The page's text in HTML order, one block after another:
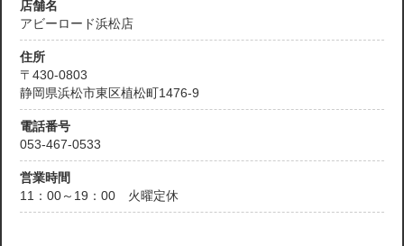
店舗名
アビーロード浜松店
住所
〒430-0803
静岡県浜松市東区植松町1476-9
電話番号
053-467-0533
営業時間
11：00～19：00 火曜定休